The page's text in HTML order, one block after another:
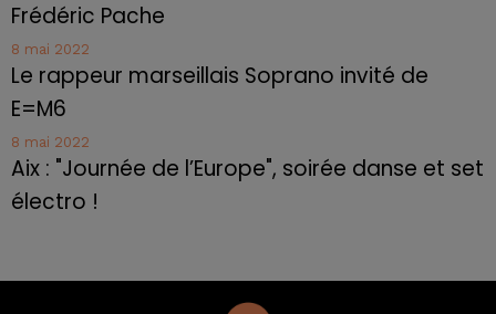
Frédéric Pache
8 mai 2022
Le rappeur marseillais Soprano invité de
E=M6
8 mai 2022
Aix : "Journée de l’Europe", soirée danse et set
électro !